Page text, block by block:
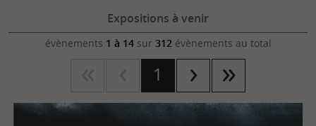
Expositions à venir
évènements 1 à 14sur 312évènements au total
1